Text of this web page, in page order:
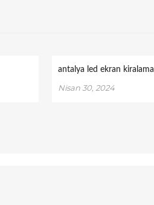
antalya led ekran kiralama
Nisan 30, 2024